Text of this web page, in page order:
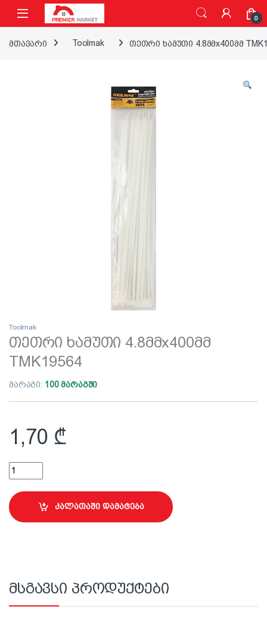
ნავიგაციაზე გადასვლა
შინაარსზე გადასვლა
0
მთავარი Toolmak თეთრი ხამუთი 4.8მმx400მმ
Toolmak
თეთრი ხამუთი 4.8მმx400მმ
TMK19564
მარაგი: 100 მარაგში
1,70 ₾
თეთრი ხამუთი 4.8მმx400მმ TMK19564 quantity
კალათაში დამატება
მსგავსი პროდუქტები